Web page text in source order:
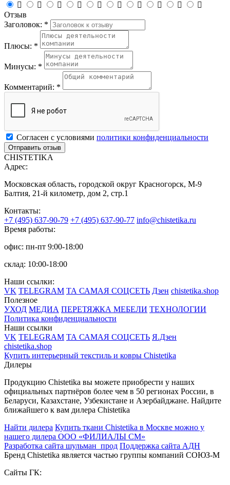

       

Отзыв
Заголовок: *
Плюсы: *
Минусы: *
Комментарий: *
Согласен с условиями политики конфиденциальности
CHISTETIKA
Адрес:
Московская область, городской округ Красногорск, М-9
Балтия, 21-й километр, дом 2, стр.1
Контакты:
+7 (495) 637-90-79 +7 (495) 637-90-77 info@chistetika.ru
Время работы:
офис: пн-пт 9:00-18:00
склад: 10:00-18:00
Наши ссылки:
VK TELEGRAM ТА САМАЯ СОЦСЕТЬ Дзен chistetika.shop
Полезное
УХОД МЕДИА ПЕРЕТЯЖКА МЕБЕЛИ ТЕХНОЛОГИИ
Политика конфиденциальности
Наши ссылки
VK TELEGRAM ТА САМАЯ СОЦСЕТЬ Я.Дзен
chistetika.shop
Купить интерьерный текстиль и ковры Chistetika
Дилеры
Продукцию Chistetika вы можете приобрести у наших
официальных партнёров более чем в 50 регионах России, в
Беларуси, Казахстане, Узбекистане и Азербайджане. Найдите
ближайшего к вам дилера Chistetika
Найти дилера Купить ткани Chistetika в Москве можно у
нашего дилера ООО «ФИЛИАЛЫ СМ»
Разработка сайта шульман_прод Поддержка сайта АДН
Бренд Chistetika является частью группы компаний СОЮЗ-М
Сайты ГК: